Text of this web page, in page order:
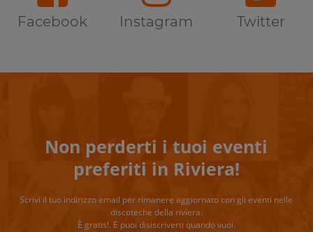
Facebook Instagram Twitter
Non perderti i tuoi eventi
preferiti in Riviera!
Scrivi il tuo indirizzo email per rimanere aggiornato con gli eventi nelle
discoteche della riviera.
È gratis!. E puoi disiscriverti quando vuoi.